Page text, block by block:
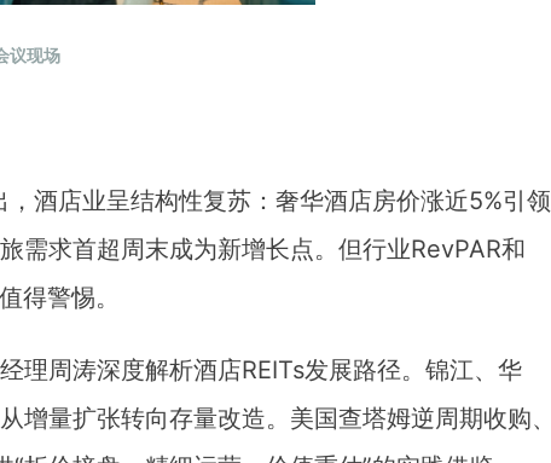
议现场
酒店业呈结构性复苏：奢华酒店房价涨近5%引领
需求首超周末成为新增长点。但行业RevPAR和
得警惕。
理周涛深度解析酒店REITs发展路径。锦江、华
量扩张转向存量改造。美国查塔姆逆周期收购、